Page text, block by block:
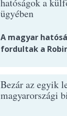
hatóságok a
ügyében
A magyar
fordultak a
Bezár az egyik
magyarországi